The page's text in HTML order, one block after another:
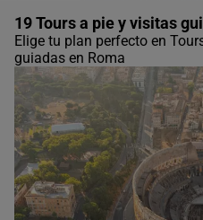
19 Tours a pie y visitas
Elige tu plan perfecto en
guiadas en Roma